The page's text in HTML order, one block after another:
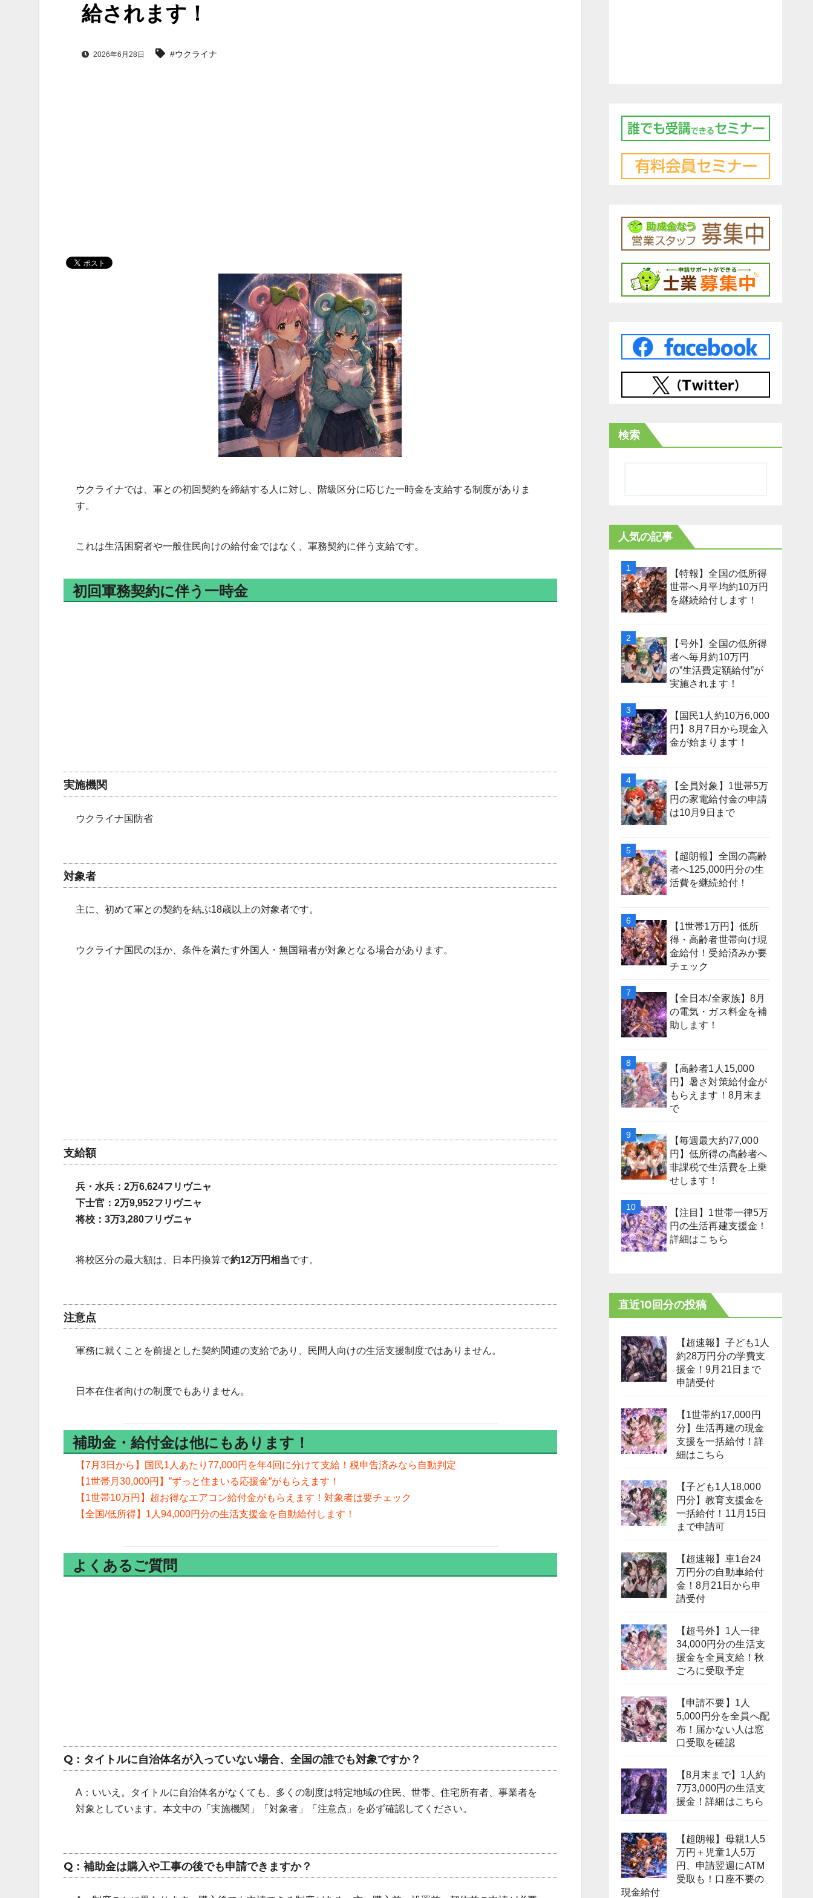
給されます！
2026年6月28日 #ウクライナ
ウクライナでは、軍との初回契約を締結する人に対し、階級区分に応じた一時金を支給する制度がありま
す。
これは生活困窮者や一般住民向けの給付金ではなく、軍務契約に伴う支給です。
初回軍務契約に伴う一時金
実施機関
ウクライナ国防省
対象者
主に、初めて軍との契約を結ぶ18歳以上の対象者です。
ウクライナ国民のほか、条件を満たす外国人・無国籍者が対象となる場合があります。
支給額
兵・水兵：2万6,624フリヴニャ
下士官：2万9,952フリヴニャ
将校：3万3,280フリヴニャ
将校区分の最大額は、日本円換算で約12万円相当です。
注意点
軍務に就くことを前提とした契約関連の支給であり、民間人向けの生活支援制度ではありません。
日本在住者向けの制度でもありません。
補助金・給付金は他にもあります！
【7月3日から】国民1人あたり77,000円を年4回に分けて支給！税申告済みなら自動判定
【1世帯月30,000円】”ずっと住まいる応援金”がもらえます！
【1世帯10万円】超お得なエアコン給付金がもらえます！対象者は要チェック
【全国/低所得】1人94,000円分の生活支援金を自動給付します！
よくあるご質問
Q：タイトルに自治体名が入っていない場合、全国の誰でも対象ですか？
A：いいえ。タイトルに自治体名がなくても、多くの制度は特定地域の住民、世帯、住宅所有者、事業者を
対象としています。本文中の「実施機関」「対象者」「注意点」を必ず確認してください。
Q：補助金は購入や工事の後でも申請できますか？
検索
人気の記事
【特報】全国の低所得
世帯へ月平均約10万円
を継続給付します！
【号外】全国の低所得
者へ毎月約10万円
の”生活費定額給付”が
実施されます！
【国民1人約10万6,000
円】8月7日から現金入
金が始まります！
【全員対象】1世帯5万
円の家電給付金の申請
は10月9日まで
【超朗報】全国の高齢
者へ125,000円分の生
活費を継続給付！
【1世帯1万円】低所
得・高齢者世帯向け現
金給付！受給済みか要
チェック
【全日本/全家族】8月
の電気・ガス料金を補
助します！
【高齢者1人15,000
円】暑さ対策給付金が
もらえます！8月末ま
で
【毎週最大約77,000
円】低所得の高齢者へ
非課税で生活費を上乗
せします！
【注目】1世帯一律5万
円の生活再建支援金！
詳細はこちら
直近10回分の投稿
【超速報】子ども1人
約28万円分の学費支
援金！9月21日まで
申請受付
【1世帯約17,000円
分】生活再建の現金
支援を一括給付！詳
細はこちら
【子ども1人18,000
円分】教育支援金を
一括給付！11月15日
まで申請可
【超速報】車1台24
万円分の自動車給付
金！8月21日から申
請受付
【超号外】1人一律
34,000円分の生活支
援金を全員支給！秋
ごろに受取予定
【申請不要】1人
5,000円分を全員へ配
布！届かない人は窓
口受取を確認
【8月末まで】1人約
7万3,000円の生活支
援金！詳細はこちら
【超朗報】母親1人5
万円＋児童1人5万
円、申請翌週にATM
受取も！口座不要の
現金給付